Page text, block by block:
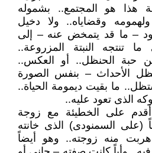
هذا هو المجتمع.. بشموله
وقضاياه.. ولا دخيل
– ما قد يتمخض عنه – إلى
تنتجه النبتة المزروعة..
حبة الحنظل.. أو العكس..
الأحداث – بنفس الصورة
ما بقيت ديمومة الحياة..
الذى تعود عليه..
على الخطيئة مع زوجة
(على السمنودى) الذى خانته
منه زوجته.. وهو أيضاً